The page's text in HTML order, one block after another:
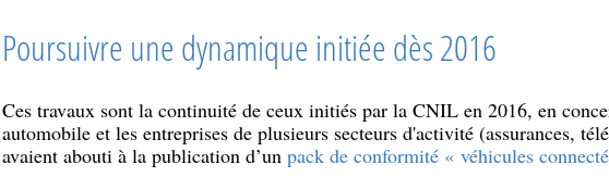
Poursuivre une dynamique initiée dès 2016
Ces travaux sont la continuité de ceux initiés par la CNIL en 2016, en
automobile et les entreprises de plusieurs secteurs d'activité (assurances,
avaient abouti à la publication d’un pack de conformité « véhicules